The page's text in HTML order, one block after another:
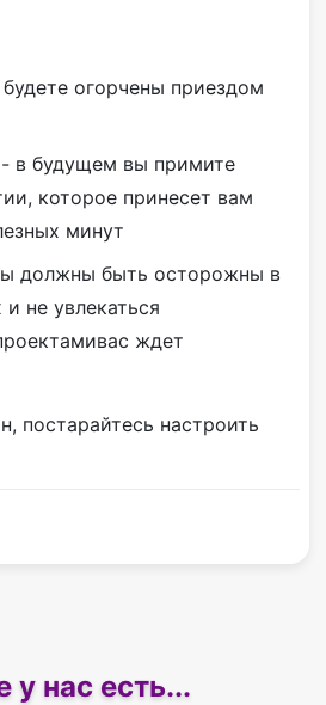
огорчены приездом
в будущем вы примите
которое принесет вам
минут
должны быть осторожны в
не увлекаться
ждет
постарайтесь настроить
у нас есть...